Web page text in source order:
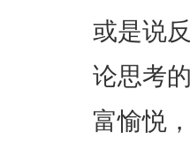
或是说
论思考
富愉悦